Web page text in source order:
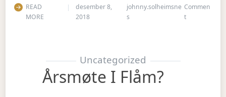
READ
MORE
desember 8,
2018
johnny.solheimsne
s
Commen
ton Julebordet
Uncategorized
Årsmøte I Flåm?